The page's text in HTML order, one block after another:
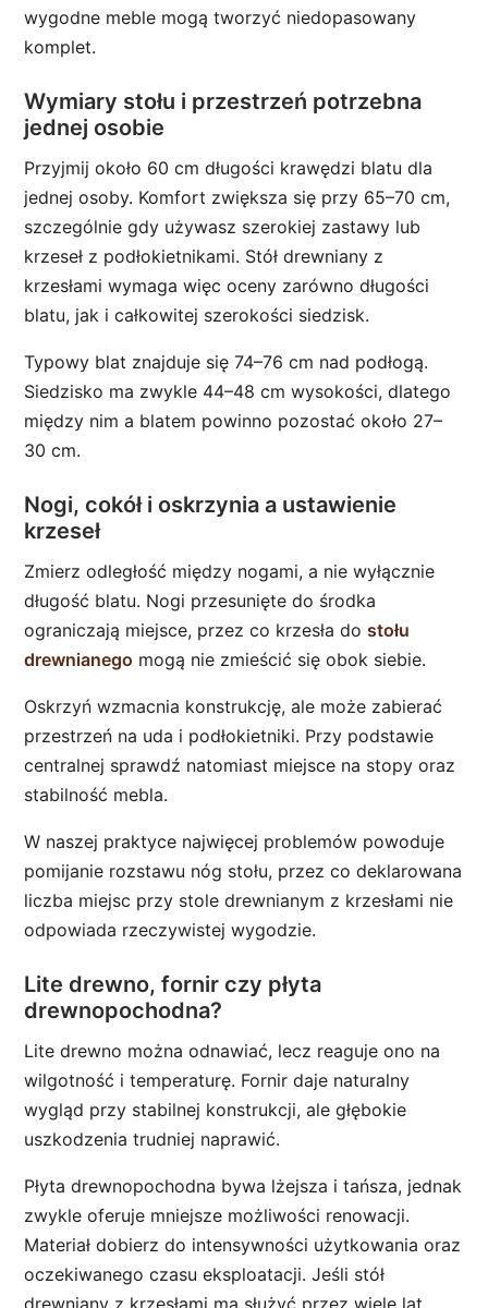
wygodne meble mogą tworzyć niedopasowany
komplet.
Wymiary stołu i przestrzeń potrzebna
jednej osobie
Przyjmij około 60 cm długości krawędzi blatu dla
jednej osoby. Komfort zwiększa się przy 65–70 cm,
szczególnie gdy używasz szerokiej zastawy lub
krzeseł z podłokietnikami. Stół drewniany z
krzesłami wymaga więc oceny zarówno długości
blatu, jak i całkowitej szerokości siedzisk.
Typowy blat znajduje się 74–76 cm nad podłogą.
Siedzisko ma zwykle 44–48 cm wysokości, dlatego
między nim a blatem powinno pozostać około 27–
30 cm.
Nogi, cokół i oskrzynia a ustawienie
krzeseł
Zmierz odległość między nogami, a nie wyłącznie
długość blatu. Nogi przesunięte do środka
ograniczają miejsce, przez co krzesła dostołu
drewnianego mogą nie zmieścić się obok siebie.
Oskrzyń wzmacnia konstrukcję, ale może zabierać
przestrzeń na uda i podłokietniki. Przy podstawie
centralnej sprawdź natomiast miejsce na stopy oraz
stabilność mebla.
W naszej praktyce najwięcej problemów powoduje
pomijanie rozstawu nóg stołu, przez co deklarowana
liczba miejsc przy stole drewnianym z krzesłami nie
odpowiada rzeczywistej wygodzie.
Lite drewno, fornir czy płyta
drewnopochodna?
Lite drewno można odnawiać, lecz reaguje ono na
wilgotność i temperaturę. Fornir daje naturalny
wygląd przy stabilnej konstrukcji, ale głębokie
uszkodzenia trudniej naprawić.
Płyta drewnopochodna bywa lżejsza i tańsza, jednak
zwykle oferuje mniejsze możliwości renowacji.
Materiał dobierz do intensywności użytkowania oraz
oczekiwanego czasu eksploatacji. Jeśli stół